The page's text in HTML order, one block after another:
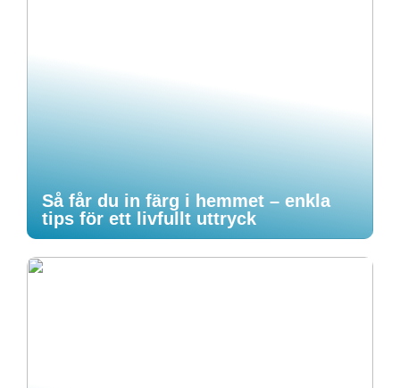
Så får du in färg i hemmet – enkla
tips för ett livfullt uttryck